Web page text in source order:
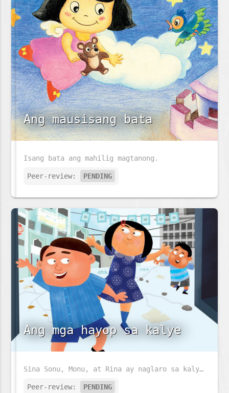
Ang mausisang bata
Isang bata ang mahilig magtanong.
Peer-review: PENDING
Ang mga hayop sa kalye
Sina Sonu, Monu, at Rina ay naglaro sa kalye. Anu ano kaya ang kanilang mga makikitang hayop sa kalye?
Peer-review: PENDING